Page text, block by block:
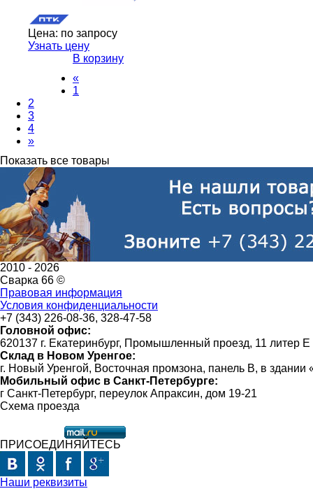
Цена: по запросу
Узнать цену
В корзину
«
1
2
3
4
»
Показать все товары
2010 - 2026
Сварка 66 ©
Правовая информация
Условия конфиденциальности
+7 (343) 226-08-36, 328-47-58
Головной офис:
620137 г. Екатеринбург, Промышленный проезд, 11 литер Е
Склад в Новом Уренгое:
г. Новый Уренгой, Восточная промзона, панель В, в
Мобильный офис в Санкт-Петербурге:
г Санкт-Петербург, переулок Апраксин, дом 19-21
Схема проезда
ПРИСОЕДИНЯЙТЕСЬ
Наши реквизиты